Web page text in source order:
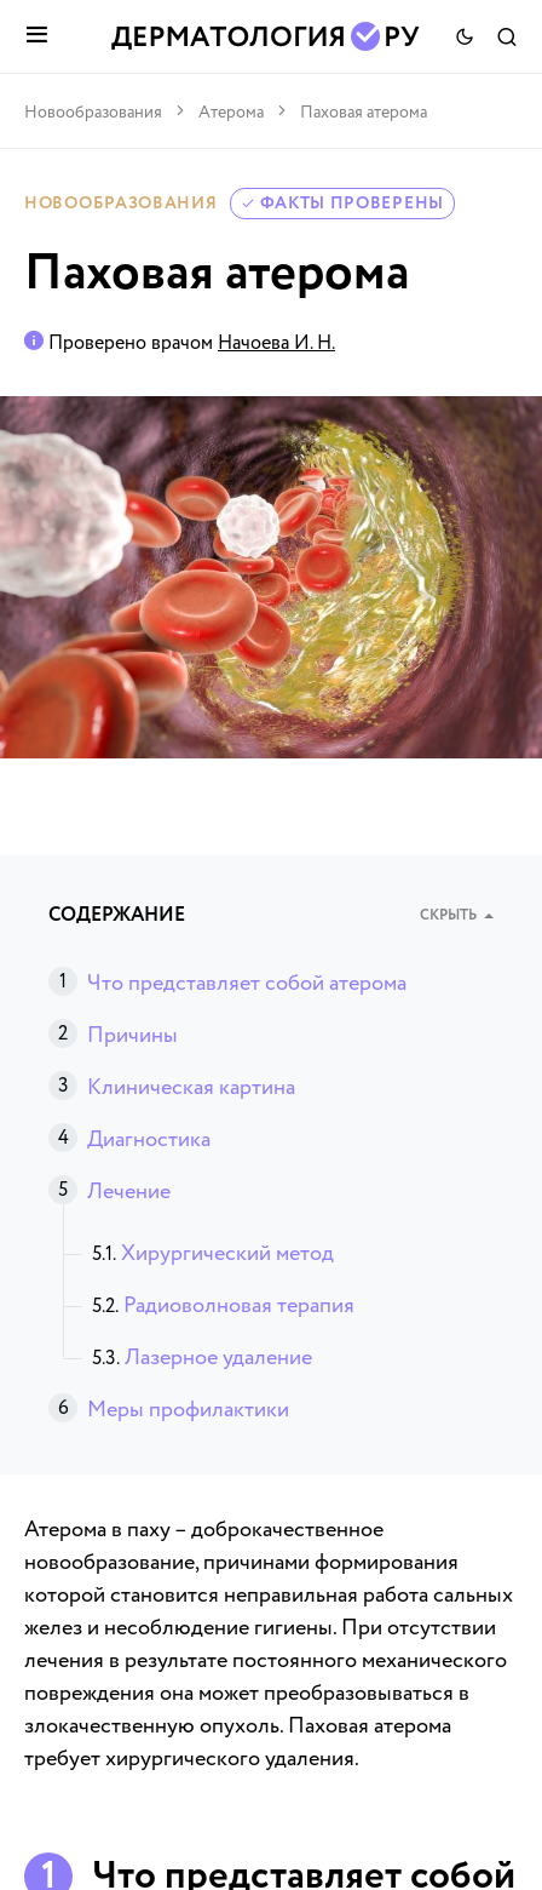
Новообразования Атерома Паховая атерома
НОВООБРАЗОВАНИЯ ФАКТЫ ПРОВЕРЕНЫ
Паховая атерома
Проверено врачом Начоева И. Н.
СОДЕРЖАНИЕ СКРЫТЬ
Что представляет собой атерома
Причины
Клиническая картина
Диагностика
Лечение
Хирургический метод
Радиоволновая терапия
Лазерное удаление
Меры профилактики
Атерома в паху – доброкачественное
новообразование, причинами формирования
которой становится неправильная работа сальных
желез и несоблюдение гигиены. При отсутствии
лечения в результате постоянного механического
повреждения она может преобразовываться в
злокачественную опухоль. Паховая атерома
требует хирургического удаления.
Что представляет собой